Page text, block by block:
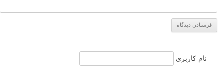
نام کاربری